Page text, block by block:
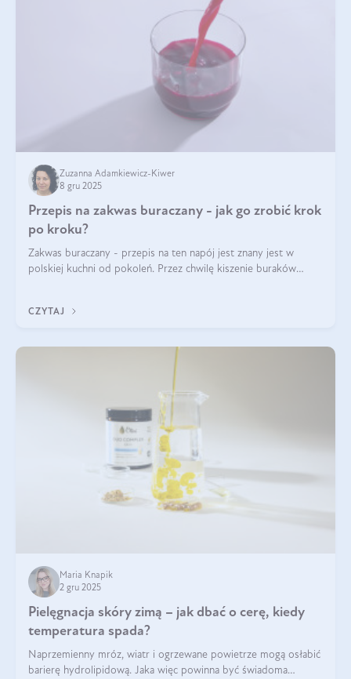
Zuzanna Adamkiewicz-Kiwer
8 gru 2025
Przepis na zakwas buraczany - jak go zrobić krok
po kroku?
Zakwas buraczany - przepis na ten napój jest znany jest w
polskiej kuchni od pokoleń. Przez chwilę kiszenie buraków
CZYTAJ
Maria Knapik
2 gru 2025
Pielęgnacja skóry zimą – jak dbać o cerę, kiedy
temperatura spada?
Naprzemienny mróz, wiatr i ogrzewane powietrze mogą osłabić
barierę hydrolipidową. Jaka więc powinna być świadoma